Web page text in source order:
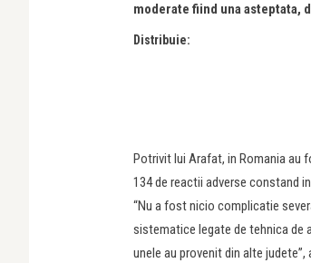
moderate fiind una asteptata,
Distribuie:
Potrivit lui Arafat, in Romania au
134 de reactii adverse constand
“Nu a fost nicio complicatie
sistematice legate de tehnica de
unele au provenit din alte